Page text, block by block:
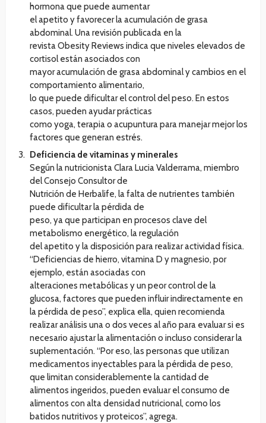
hormona que puede aumentar
el apetito y favorecer la acumulación de grasa
abdominal. Una revisión publicada en la
revista Obesity Reviews indica que niveles elevados de
cortisol están asociados con
mayor acumulación de grasa abdominal y cambios en el
comportamiento alimentario,
lo que puede dificultar el control del peso. En estos
casos, pueden ayudar prácticas
como yoga, terapia o acupuntura para manejar mejor los
factores que generan estrés.
Deficiencia de vitaminas y minerales
Según la nutricionista Clara Lucia Valderrama, miembro
del Consejo Consultor de
Nutrición de Herbalife, la falta de nutrientes también
puede dificultar la pérdida de
peso, ya que participan en procesos clave del
metabolismo energético, la regulación
del apetito y la disposición para realizar actividad física.
“Deficiencias de hierro, vitamina D y magnesio, por
ejemplo, están asociadas con
alteraciones metabólicas y un peor control de la
glucosa, factores que pueden influir indirectamente en
la pérdida de peso”, explica ella, quien recomienda
realizar análisis una o dos veces al año para evaluar si es
necesario ajustar la alimentación o incluso considerar la
suplementación. “Por eso, las personas que utilizan
medicamentos inyectables para la pérdida de peso,
que limitan considerablemente la cantidad de
alimentos ingeridos, pueden evaluar el consumo de
alimentos con alta densidad nutricional, como los
batidos nutritivos y proteicos”, agrega.